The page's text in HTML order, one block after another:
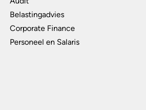
Belastingadvies
Corporate Finance
Personeel en Salaris